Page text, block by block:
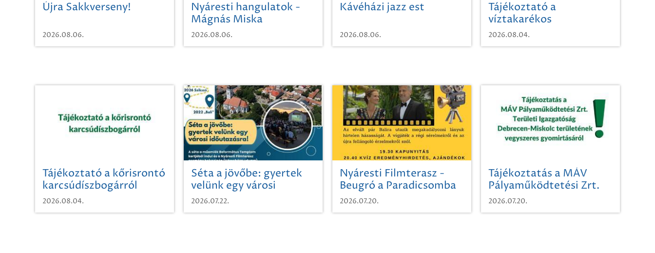
Újra Sakkverseny!
2026.08.06.
Nyáresti hangulatok -
Mágnás Miska
2026.08.06.
Kávéházi jazz est
2026.08.06.
Tájékoztató a
víztakarékos
vízhasználatról
2026.08.04.
Tájékoztató a kőrisrontó
karcsúdíszbogárról
2026.08.04.
Séta a jövőbe: gyertek
velünk egy városi
időutazásra!
2026.07.22.
Nyáresti Filmterasz -
Beugró a Paradicsomba
2026.07.20.
Tájékoztatás a MÁV
Pályaműködtetési Zrt.
Területi Igazgatóság
Debrecen-Miskolc
2026.07.20.